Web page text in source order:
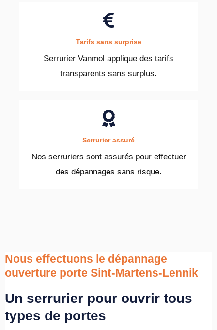
Tarifs sans surprise
Serrurier Vanmol applique des tarifs
transparents sans surplus.
Serrurier assuré
Nos serruriers sont assurés pour effectuer
des dépannages sans risque.
Nous effectuons le dépannage
ouverture porte Sint-Martens-Lennik
Un serrurier pour ouvrir tous
types de portes